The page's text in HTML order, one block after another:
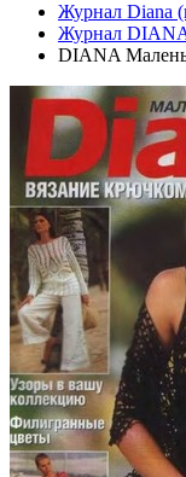
Журнал Diana
Журнал
DIANA